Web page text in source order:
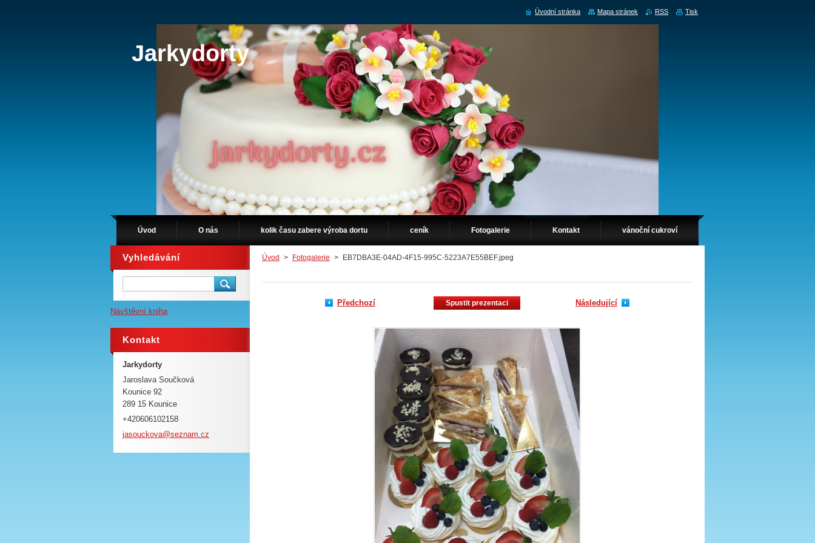
Jarkydorty
Úvod O nás kolik času zabere výroba dortu ceník Fotogalerie Kontakt vánoční cukroví
Úvod > Fotogalerie > EB7DBA3E-04AD-4F15-995C-5223A7E55BEF.jpeg
Předchozí Spustit prezentaci Následující
Vyhledávání
Návštěvní kniha
Kontakt
Jarkydorty
Jaroslava Součková
Kounice 92
289 15 Kounice
+420606102158
jasouckova@seznam.cz
Úvodní stránka Mapa stránek RSS Tisk